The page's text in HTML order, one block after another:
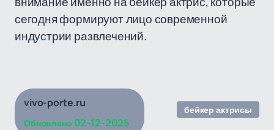
сегодня формируют лицо современной
индустрии развлечений.
vivo-porte.ru
Обновлено 02-12-2025
бейкер актрисы